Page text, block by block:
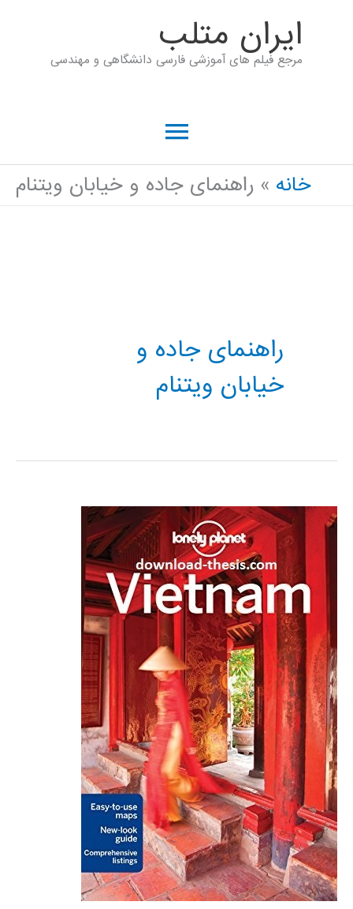
ايران متلب
مرجع فیلم های آموزشی فارسی دانشگاهی و مهندسی
فهرست
اصلی
خانه راهنمای جاده و خیابان ویتنام
راهنمای جاده و
خیابان ویتنام